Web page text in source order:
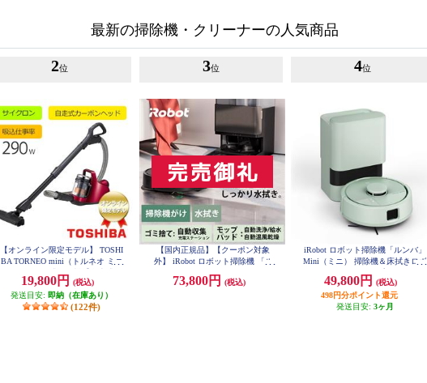
最新の掃除機・クリーナーの人気商品
2位
【オンライン限定モデル】 TOSHI
BA TORNEO mini（トルネオ ミニ
ーボンヘッド/レッド/オンライン
限定】 VC-C7-R
19,800円
(税込)
発送目安: 即納（在庫あり）
(122件)
3位
【国内正規品】【クーポン対象
外】 iRobot ロボット掃除機 「ル
(コンボ プラス オートウォッシュ)
73,800円 (税込)
4位
iRobot ロボット掃除機「ルンバ」
Mini（ミニ） 掃除機＆床拭きロボ
エンプティ）充電ステーション 若
葉 F155460
49,800円
(税込)
498円分ポイント還元
発送目安: 3ヶ月